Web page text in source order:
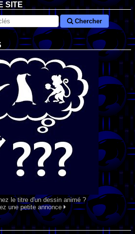
SITE
Chercher
le titre d'un dessin animé ?
une petite annonce